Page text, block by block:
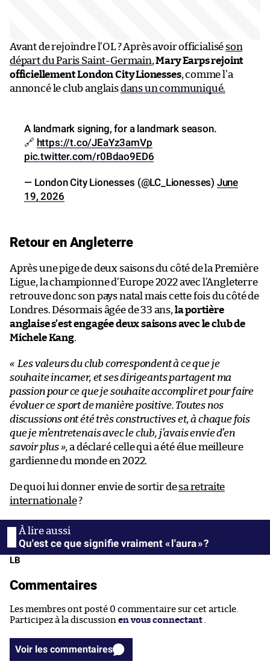
Avant de rejoindre l’OL ? Après avoir officialisé son
départ du Paris Saint-Germain,Mary Earps rejoint
officiellement London City Lionesses, comme l’a
annoncé le club anglaisdans un communiqué.
A landmark signing, for a landmark season.
🔗 https://t.co/JEaYz3amVp
pic.twitter.com/r0Bdao9ED6
— London City Lionesses (@LC_Lionesses) June
19, 2026
Retour en Angleterre
Après une pige de deux saisons du côté de la Première
Ligue, la championne d’Europe 2022 avec l’Angleterre
retrouve donc son pays natal mais cette fois du côté de
Londres. Désormais âgée de 33 ans, la portière
anglaise s’est engagée deux saisons avec le club de
Michele Kang.
« Les valeurs du club correspondent à ce que je
souhaite incarner, et ses dirigeants partagent ma
passion pour ce que je souhaite accomplir et pour faire
évoluer ce sport de manière positive. Toutes nos
discussions ont été très constructives et, à chaque fois
que je m’entretenais avec le club, j’avais envie d’en
savoir plus »,a déclaré celle qui a été élue meilleure
gardienne du monde en 2022.
De quoi lui donner envie de sortir desa retraite
internationale?
Qu'est ce que signifie vraiment « l'aura » ?
LB
Commentaires
Les membres ont posté 0 commentaire sur cet article.
Participez à la discussion en vous connectant
Voir les commentaires